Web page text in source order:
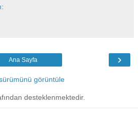
›
Ana Sayfa
görüntüle
desteklenmektedir.